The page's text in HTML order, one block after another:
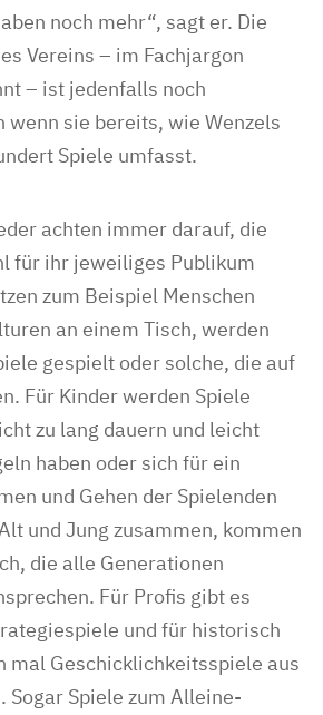
noch mehr“, sagt er. Die
Vereins – im Fachjargon
– ist jedenfalls noch
wenn sie bereits, wie Wenzels
Spiele umfasst.
achten immer darauf, die
für ihr jeweiliges Publikum
zum Beispiel Menschen
an einem Tisch, werden
gespielt oder solche, die auf
Für Kinder werden Spiele
zu lang dauern und leicht
haben oder sich für ein
und Gehen der Spielenden
und Jung zusammen, kommen
die alle Generationen
Für Profis gibt es
und für historisch
mal Geschicklichkeitsspiele aus
Sogar Spiele zum Alleine-